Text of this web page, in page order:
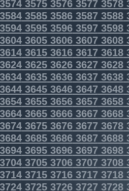
3575357635773578
3585358635873588
3595359635973598
3605360636073608
3615361636173618
3625362636273628
3635363636373638
3645364636473648
3655365636573658
3665366636673668
3675367636773678
3685368636873688
3695369636973698
370537063707 3708
371537163717 3718
372537263727 3728